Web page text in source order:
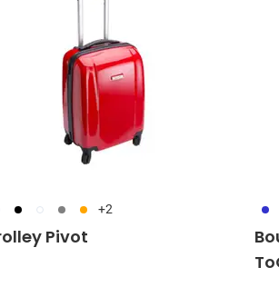
001 002 003 007 +2
Pivot
023